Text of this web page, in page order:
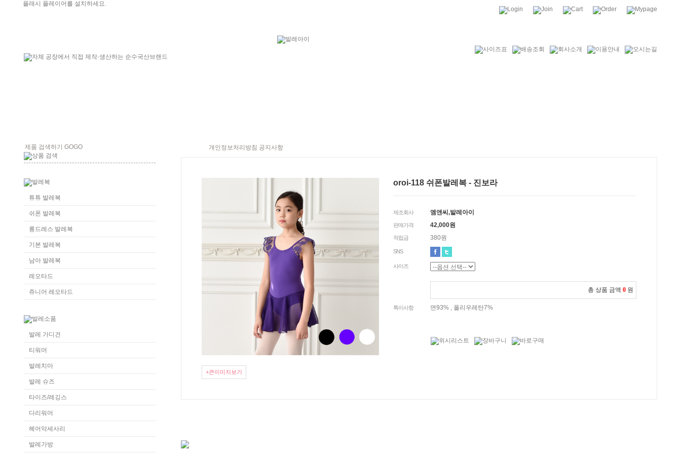
플래시 플레이어를 설치하세요.
개인정보처리방침 공지사항
튜튜 발레복
쉬폰 발레복
롱드레스 발레복
기본 발레복
남아 발레복
레오타드
쥬니어 레오타드
발레 가디건
티워머
발레치마
발레 슈즈
타이즈/레깅스
다리워머
헤어악세사리
발레가방
+큰이미지보기
oroi-118 쉬폰발레복 - 진보라
제조회사 엠앤씨,발레아이
판매가격 42,000원
적립금 380원
SNS
사이즈
총 상품 금액 0 원
특이사항 면93% , 폴리우레탄7%